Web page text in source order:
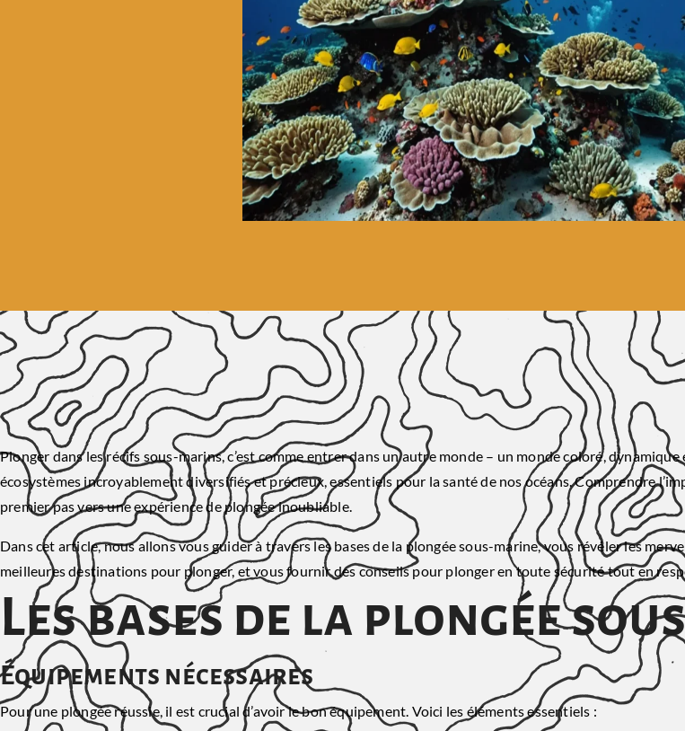
Plonger dans les récifs sous-marins, c’est comme entrer dans un autre monde – un monde coloré,
écosystèmes incroyablement diversifiés et précieux, essentiels pour la santé de nos océans. Comprendre
premier pas vers une expérience de plongée inoubliable.
Dans cet article, nous allons vous guider à travers les bases de la plongée sous-marine, vous révéler les
meilleures destinations pour plonger, et vous fournir des conseils pour plonger en toute sécurité tout en
Les bases de la plongée
Équipements nécessaires
Pour une plongée réussie, il est crucial d’avoir le bon équipement. Voici les éléments essentiels :